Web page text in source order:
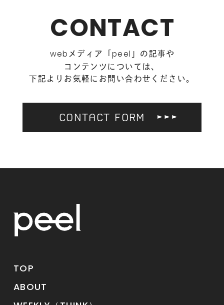
TOP
ABOUT
CONTACT
web メディア「 peel
」の記事や
コンテンツについては、
下記よりお気軽にお問い合わせください。
CONTACT FORM